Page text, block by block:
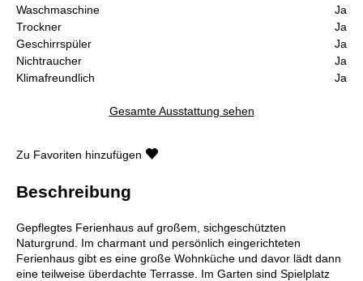
Waschmaschine
Ja
Trockner
Ja
Geschirrspüler
Ja
Nichtraucher
Ja
Klimafreundlich
Ja
Gesamte Ausstattung sehen
Zu Favoriten hinzufügen
Beschreibung
Gepflegtes Ferienhaus auf großem, sichgeschützten
Naturgrund. Im charmant und persönlich eingerichteten
Ferienhaus gibt es eine große Wohnküche und davor lädt dann
eine teilweise überdachte Terrasse. Im Garten sind Spielplatz